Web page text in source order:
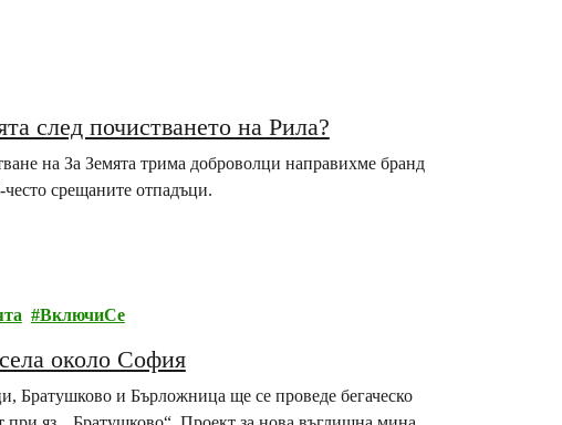
след почистването на Рила?
на За Земята трима доброволци направихме бранд
срещаните отпадъци.
ВключиСе
около София
Братушково и Бърложница ще се проведе бегаческо